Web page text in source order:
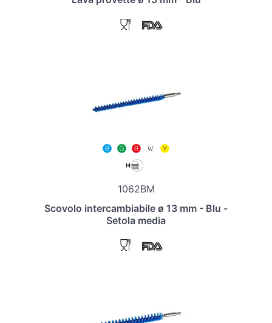
1062BM
Scovolo intercambiabile ø 13 mm - Blu -
Setola media